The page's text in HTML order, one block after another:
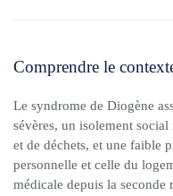
Comprendre le
Le syndrome de Diogène
sévères, un isolement
et de déchets, et une faible
personnelle et celle du
médicale depuis la